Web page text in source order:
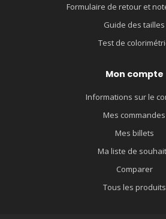
Formulaire de retour et
Guide des tailles
Test de
Mon compte
Informations sur le
Mes commandes
Mes billets
Ma liste de
Comparer
Tous les produits